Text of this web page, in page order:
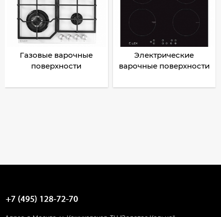
Газовые варочные
поверхности
Электрические
варочные поверхности